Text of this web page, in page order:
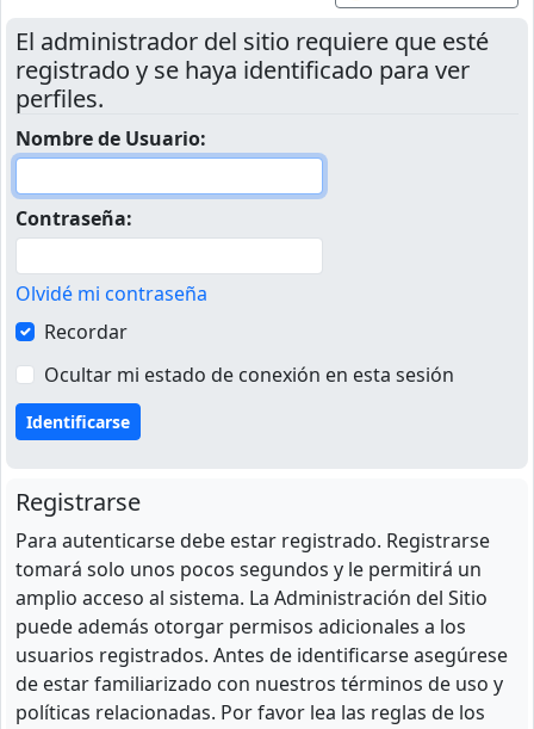
El administrador del sitio requiere que esté
registrado y se haya identificado para ver
perfiles.
Nombre de Usuario:
Contraseña:
Olvidé mi contraseña
Recordar
Ocultar mi estado de conexión en esta sesión
Registrarse
Para autenticarse debe estar registrado. Registrarse
tomará solo unos pocos segundos y le permitirá un
amplio acceso al sistema. La Administración del Sitio
puede además otorgar permisos adicionales a los
usuarios registrados. Antes de identificarse asegúrese
de estar familiarizado con nuestros términos de uso y
políticas relacionadas. Por favor lea las reglas de los